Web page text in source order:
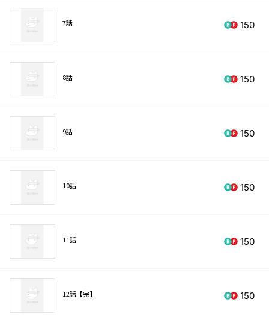
7話 150
8話 150
9話 150
10話 150
11話 150
12話【完】 150